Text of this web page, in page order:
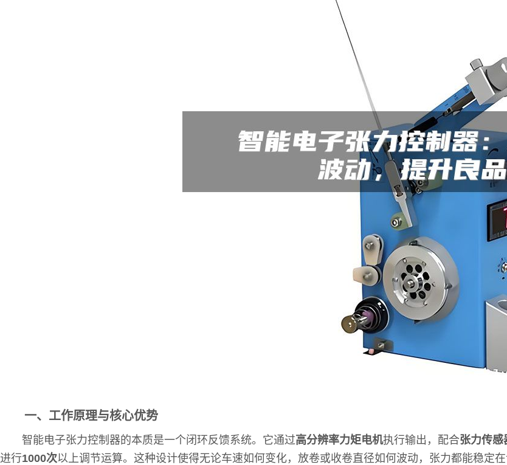
一、工作原理与核心优势
智能电子张力控制器的本质是一个闭环反馈系统。它通过高分辨率力矩电机执行输出，配合张力传感
进行1000次以上调节运算。这种设计使得无论车速如何变化，放卷或收卷直径如何波动，张力都能稳定